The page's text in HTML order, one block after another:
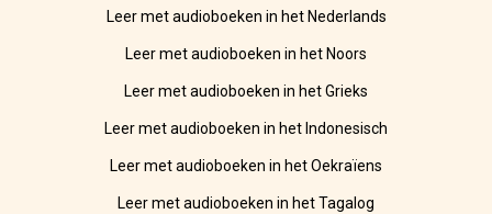
Leer met audioboeken in het Nederlands
Leer met audioboeken in het Noors
Leer met audioboeken in het Grieks
Leer met audioboeken in het Indonesisch
Leer met audioboeken in het Oekraïens
Leer met audioboeken in het Tagalog